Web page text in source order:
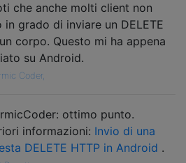
che anche molti client non
in grado di inviare un DELETE
corpo. Questo mi ha appena
su Android.
Coder,
ottimo punto.
informazioni: Invio di una
DELETE HTTP in Android .